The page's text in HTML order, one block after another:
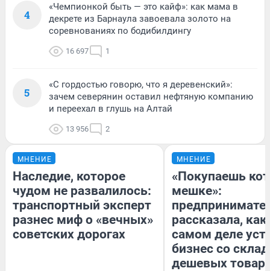
4
«Чемпионкой быть — это кайф»: как мама в
декрете из Барнаула завоевала золото на
соревнованиях по бодибилдингу
16 697 1
5
«С гордостью говорю, что я деревенский»:
зачем северянин оставил нефтяную компанию
и переехал в глушь на Алтай
13 956 2
МНЕНИЕ
Наследие, которое
чудом не развалилось:
транспортный эксперт
разнес миф о «вечных»
советских дорогах
МНЕНИЕ
«Покупаешь
мешке»:
рассказала, как
самом деле
бизнес со
дешевых